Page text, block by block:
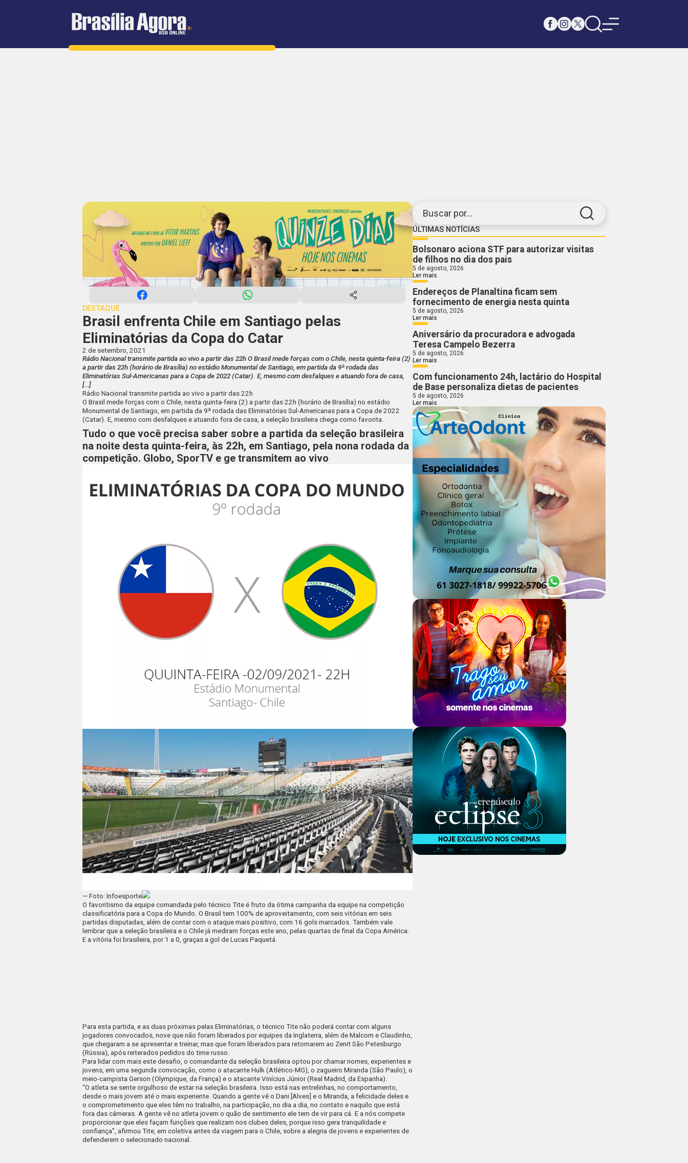
Buscar por...
ÚLTIMAS NOTÍCIAS
Bolsonaro aciona STF para autorizar visitas
de filhos no dia dos pais
5 de agosto, 2026
Ler mais
Endereços de Planaltina ficam sem
fornecimento de energia nesta quinta
5 de agosto, 2026
Ler mais
Aniversário da procuradora e advogada
Teresa Campelo Bezerra
5 de agosto, 2026
Ler mais
Com funcionamento 24h, lactário do Hospital
de Base personaliza dietas de pacientes
5 de agosto, 2026
Ler mais
DESTAQUE
Brasil enfrenta Chile em Santiago pelas
Eliminatórias da Copa do Catar
2 de setembro, 2021
Rádio Nacional transmite partida ao vivo a partir das 22h O Brasil mede forças com o Chile, nesta quinta-feira (2)
a partir das 22h (horário de Brasília) no estádio Monumental de Santiago, em partida da 9ª rodada das
Eliminatórias Sul-Americanas para a Copa de 2022 (Catar). E, mesmo com desfalques e atuando fora de casa,
[…]
Rádio Nacional transmite partida ao vivo a partir das 22h
O Brasil mede forças com o Chile, nesta quinta-feira (2) a partir das 22h (horário de Brasília) no estádio
Monumental de Santiago, em partida da 9ª rodada das Eliminatórias Sul-Americanas para a Copa de 2022
(Catar). E, mesmo com desfalques e atuando fora de casa, a seleção brasileira chega como favorita.
Tudo o que você precisa saber sobre a partida da seleção brasileira
na noite desta quinta-feira, às 22h, em Santiago, pela nona rodada da
competição. Globo, SporTV e ge transmitem ao vivo
— Foto: Infoesporte
O favoritismo da equipe comandada pelo técnico Tite é fruto da ótima campanha da equipe na competição
classificatória para a Copa do Mundo. O Brasil tem 100% de aproveitamento, com seis vitórias em seis
partidas disputadas, além de contar com o ataque mais positivo, com 16 gols marcados. Também vale
lembrar que a seleção brasileira e o Chile já mediram forças este ano, pelas quartas de final da Copa América.
E a vitória foi brasileira, por 1 a 0, graças a gol de Lucas Paquetá.
Para esta partida, e as duas próximas pelas Eliminatórias, o técnico Tite não poderá contar com alguns
jogadores convocados, nove que não foram liberados por equipes da Inglaterra, além de Malcom e Claudinho,
que chegaram a se apresentar e treinar, mas que foram liberados para retornarem ao Zenit São Petesburgo
(Rússia), após reiterados pedidos do time russo.
Para lidar com mais este desafio, o comandante da seleção brasileira optou por chamar nomes, experientes e
jovens, em uma segunda convocação, como o atacante Hulk (Atlético-MG), o zagueiro Miranda (São Paulo), o
meio-campista Gerson (Olympique, da França) e o atacante Vinícius Júnior (Real Madrid, da Espanha).
“O atleta se sente orgulhoso de estar na seleção brasileira. Isso está nas entrelinhas, no comportamento,
desde o mais jovem até o mais experiente. Quando a gente vê o Dani [Alves] e o Miranda, a felicidade deles e
o comprometimento que eles têm no trabalho, na participação, no dia a dia, no contato e naquilo que está
fora das câmeras. A gente vê no atleta jovem o quão de sentimento ele tem de vir para cá. E a nós compete
proporcionar que eles façam funções que realizam nos clubes deles, porque isso gera tranquilidade e
confiança”, afirmou Tite, em coletiva antes da viagem para o Chile, sobre a alegria de jovens e experientes de
defenderem o selecionado nacional.